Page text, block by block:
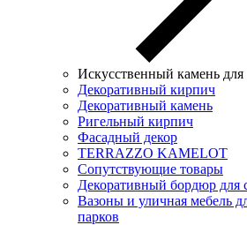
Искусственный камень для
Декоративный кирпич
Декоративный камень
Ригельный кирпич
Фасадный декор
TERRAZZO KAMELOT
Сопутствующие товары
Декоративный бордюр для
Вазоны и уличная мебель
парков